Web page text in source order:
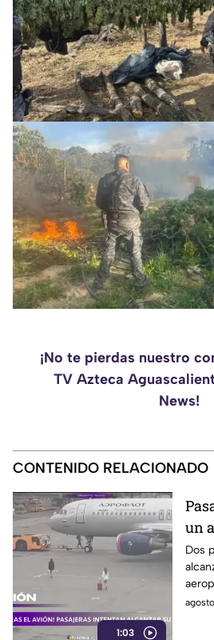
¡No te pierdas nuestro
TV Azteca
News!
CONTENIDO RELACIONADO
1:03
un
Dos